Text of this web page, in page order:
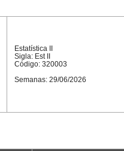
Estatística II
Sigla: Est II
Código: 320003
Semanas: 29/06/2026